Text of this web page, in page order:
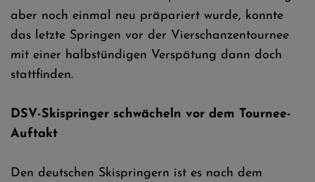
aber noch einmal neu präpariert wurde, konnte
das letzte Springen vor der Vierschanzentournee
mit einer halbstündigen Verspätung dann doch
stattfinden.
DSV-Skispringer schwächeln vor dem Tournee-
Auftakt
Den deutschen Skispringern ist es nach dem